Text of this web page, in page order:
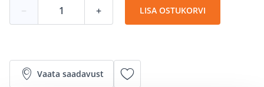
− + LISA OSTUKORVI
Vaata saadavust